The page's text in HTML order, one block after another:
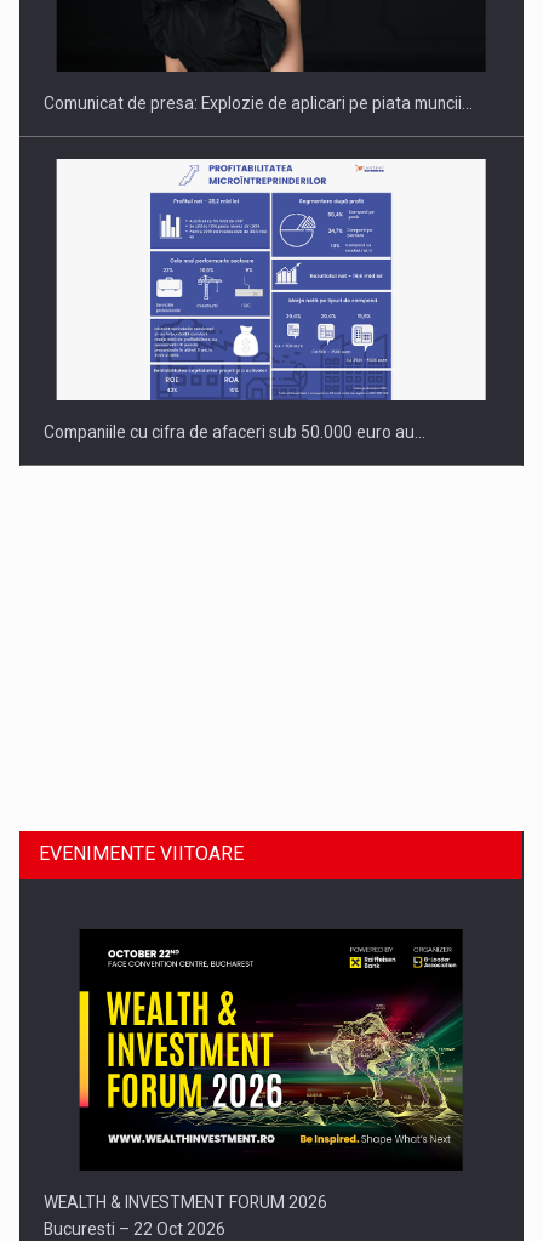
INTERNATIONAL BUSINESS SCENE
Comunicat de presa: Explozie de aplicari pe piata muncii…
Companiile cu cifra de afaceri sub 50.000 euro au…
Comunicat de presa: Joburile part-time reincep sa intre pe…
EVENIMENTE VIITOARE
WEALTH & INVESTMENT FORUM 2026
Bucuresti – 22 Oct 2026